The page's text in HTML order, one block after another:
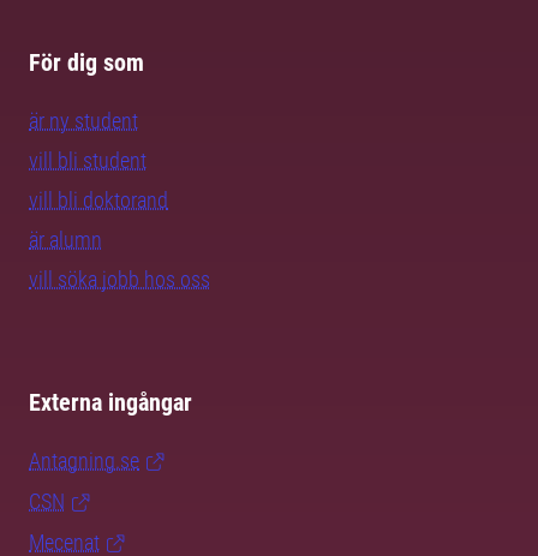
För dig som
är ny student
vill bli student
vill bli doktorand
är alumn
vill söka jobb hos oss
Externa ingångar
Antagning.se
CSN
Mecenat